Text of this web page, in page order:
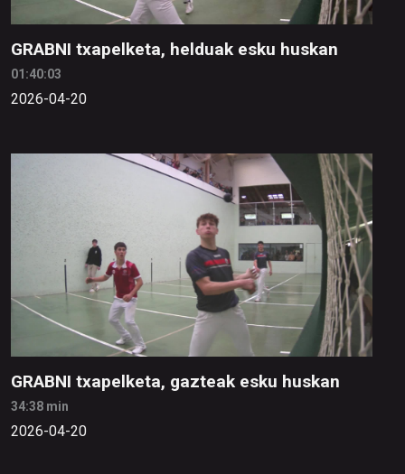
GRABNI txapelketa, helduak esku huskan
01:40:03
2026-04-20
GRABNI txapelketa, gazteak esku huskan
34:38 min
2026-04-20